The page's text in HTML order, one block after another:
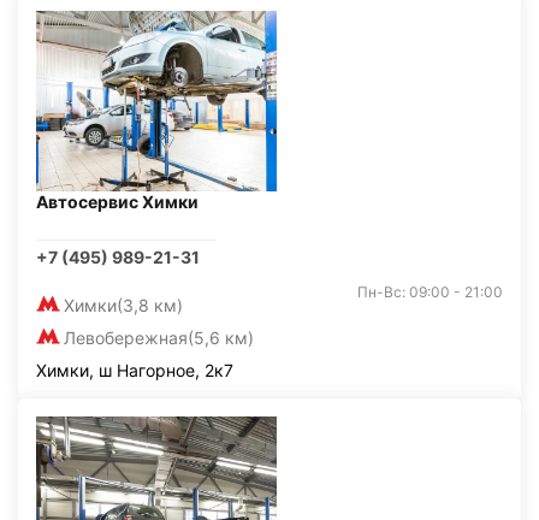
Автосервис Химки
+7 (495) 989-21-31
Химки(3,8 км)
Левобережная(5,6 км)
Пн-Вс: 09:00 - 21:00
Химки, ш Нагорное, 2к7